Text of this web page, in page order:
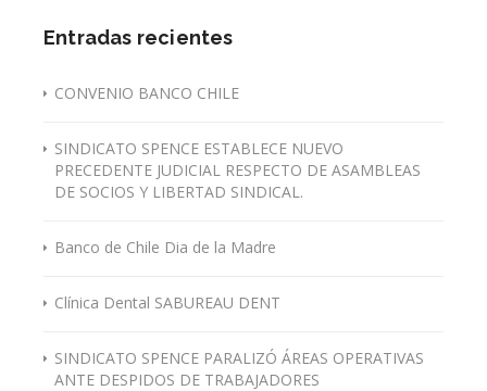
Entradas recientes
CONVENIO BANCO CHILE
SINDICATO SPENCE ESTABLECE NUEVO
PRECEDENTE JUDICIAL RESPECTO DE ASAMBLEAS
DE SOCIOS Y LIBERTAD SINDICAL.
Banco de Chile Dia de la Madre
Clínica Dental SABUREAU DENT
SINDICATO SPENCE PARALIZÓ ÁREAS OPERATIVAS
ANTE DESPIDOS DE TRABAJADORES